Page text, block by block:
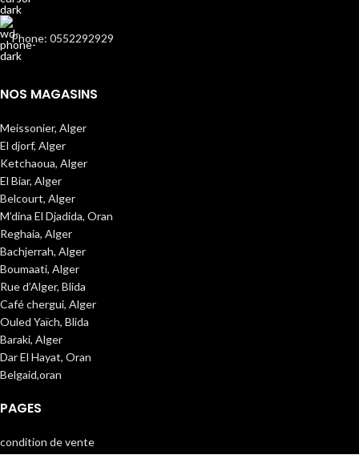
Phone: 0552292929
NOS MAGASINS
Meissonier, Alger
El djorf, Alger
Ketchaoua, Alger
El Biar, Alger
Belcourt, Alger
M’dina El Djadida, Oran
Reghaia, Alger
Bachjerrah, Alger
Boumaati, Alger
Rue d’Alger, Blida
Café chergui, Alger
Ouled Yaïch, Blida
Baraki, Alger
Dar El Hayat, Oran
Belgaid,oran
PAGES
condition de vente